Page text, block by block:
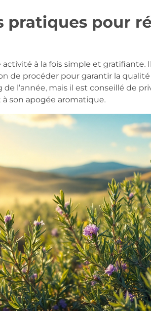
pratiques pour
à la fois simple et
de procéder pour garantir la qualité
l’année, mais il est conseillé de
son apogée aromatique.